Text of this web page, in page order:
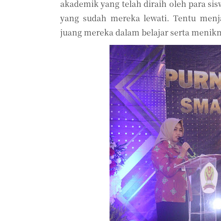
akademik yang telah diraih oleh para
yang sudah mereka lewati. Tentu
juang mereka dalam belajar serta